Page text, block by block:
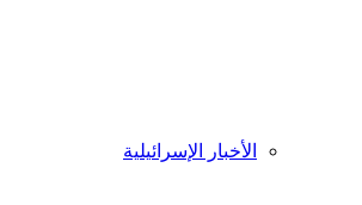
الأخبار الإسرائيلية